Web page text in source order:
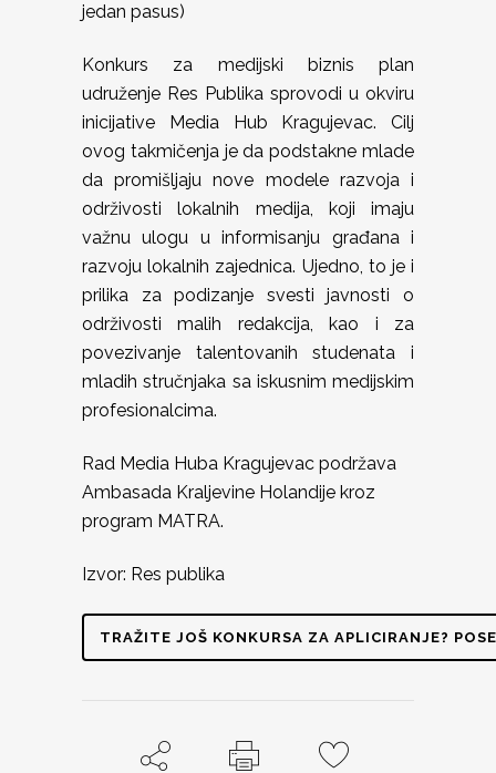
jedan pasus)
Konkurs za medijski biznis plan
udruženje Res Publika sprovodi u okviru
inicijative Media Hub Kragujevac. Cilj
ovog takmičenja je da podstakne mlade
da promišljaju nove modele razvoja i
održivosti lokalnih medija, koji imaju
važnu ulogu u informisanju građana i
razvoju lokalnih zajednica. Ujedno, to je i
prilika za podizanje svesti javnosti o
održivosti malih redakcija, kao i za
povezivanje talentovanih studenata i
mladih stručnjaka sa iskusnim medijskim
profesionalcima.
Rad Media Huba Kragujevac podržava
Ambasada Kraljevine Holandije kroz
program MATRA.
Izvor: Res publika
TRAŽITE JOŠ KONKURSA ZA APLICIRANJE?